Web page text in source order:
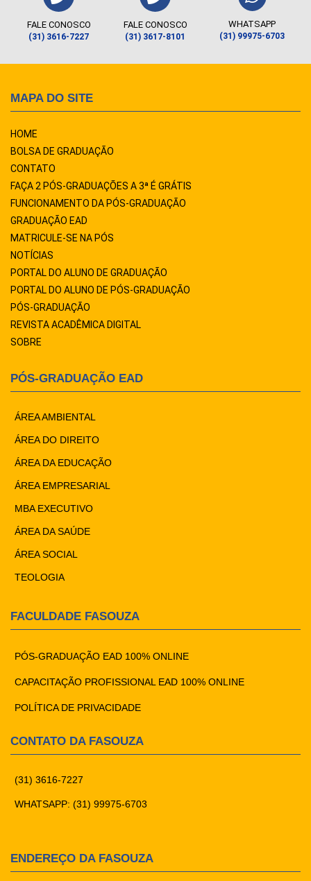
FALE CONOSCO
(31) 3616-7227
FALE CONOSCO
(31) 3617-8101
WHATSAPP
(31) 99975-6703
MAPA DO SITE
HOME
BOLSA DE GRADUAÇÃO
CONTATO
FAÇA 2 PÓS-GRADUAÇÕES A 3ª É GRÁTIS
FUNCIONAMENTO DA PÓS-GRADUAÇÃO
GRADUAÇÃO EAD
MATRICULE-SE NA PÓS
NOTÍCIAS
PORTAL DO ALUNO DE GRADUAÇÃO
PORTAL DO ALUNO DE PÓS-GRADUAÇÃO
PÓS-GRADUAÇÃO
REVISTA ACADÊMICA DIGITAL
SOBRE
PÓS-GRADUAÇÃO EAD
ÁREA AMBIENTAL
ÁREA DO DIREITO
ÁREA DA EDUCAÇÃO
ÁREA EMPRESARIAL
MBA EXECUTIVO
ÁREA DA SAÚDE
ÁREA SOCIAL
TEOLOGIA
FACULDADE FASOUZA
PÓS-GRADUAÇÃO EAD 100% ONLINE
CAPACITAÇÃO PROFISSIONAL EAD 100% ONLINE
POLÍTICA DE PRIVACIDADE
CONTATO DA FASOUZA
(31) 3616-7227
WHATSAPP: (31) 99975-6703
ENDEREÇO DA FASOUZA